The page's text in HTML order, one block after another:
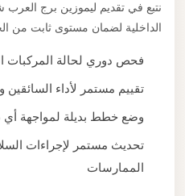
نتبع في تقديم ليموزين برج العرب
الداخلية لضمان مستوى ثابت من
فحص دوري لحالة المركبات
تقييم مستمر لأداء السائقين
وضع خطط بديلة لمواجهة
تحديث مستمر لإجراءات
الممارسات